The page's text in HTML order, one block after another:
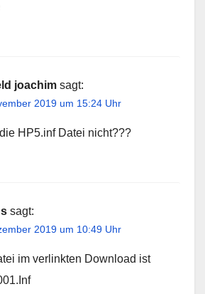
joachim sagt:
2019 um 15:24 Uhr
HP5.inf Datei nicht???
sagt:
2019 um 10:49 Uhr
im verlinkten Download ist